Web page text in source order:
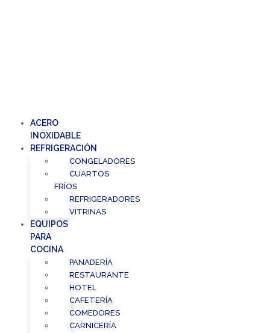
ACERO
INOXIDABLE
REFRIGERACIÓN
CONGELADORES
CUARTOS
FRÍOS
REFRIGERADORES
VITRINAS
EQUIPOS
PARA
COCINA
PANADERÍA
RESTAURANTE
HOTEL
CAFETERÍA
COMEDORES
CARNICERÍA